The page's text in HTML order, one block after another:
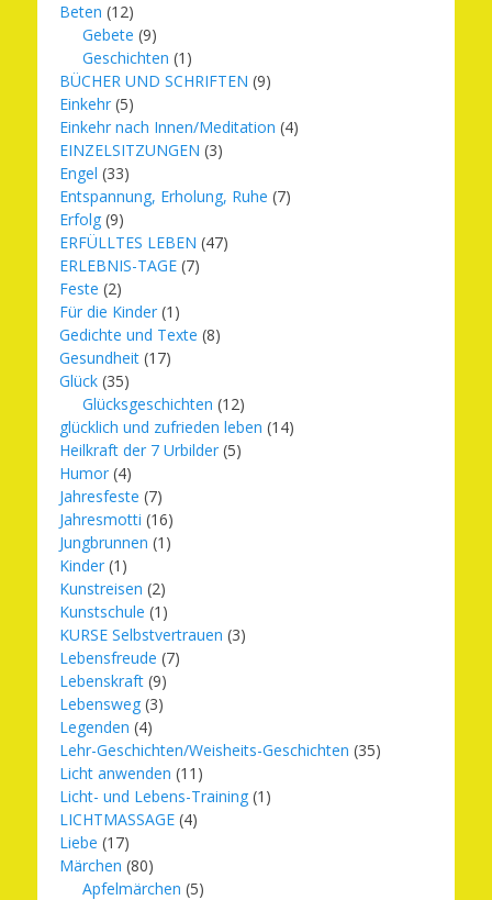
Beten (12)
Gebete (9)
Geschichten (1)
BÜCHER UND SCHRIFTEN (9)
Einkehr (5)
Einkehr nach Innen/Meditation (4)
EINZELSITZUNGEN (3)
Engel (33)
Entspannung, Erholung, Ruhe (7)
Erfolg (9)
ERFÜLLTES LEBEN (47)
ERLEBNIS-TAGE (7)
Feste (2)
Für die Kinder (1)
Gedichte und Texte (8)
Gesundheit (17)
Glück (35)
Glücksgeschichten (12)
glücklich und zufrieden leben (14)
Heilkraft der 7 Urbilder (5)
Humor (4)
Jahresfeste (7)
Jahresmotti (16)
Jungbrunnen (1)
Kinder (1)
Kunstreisen (2)
Kunstschule (1)
KURSE Selbstvertrauen (3)
Lebensfreude (7)
Lebenskraft (9)
Lebensweg (3)
Legenden (4)
Lehr-Geschichten/Weisheits-Geschichten (35)
Licht anwenden (11)
Licht- und Lebens-Training (1)
LICHTMASSAGE (4)
Liebe (17)
Märchen (80)
Apfelmärchen (5)